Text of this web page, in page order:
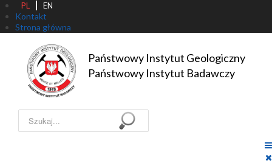
PL EN
Kontakt
Strona główna
Państwowy Instytut Geologiczny
Państwowy Instytut Badawczy
Szukaj...